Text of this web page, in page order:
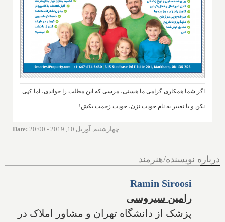
اگر شما همکاری گرامی ما هستی، مرسی که این مطلب را خواندی، اما کپی
نکن و با تغییر به نام خودت نزن، خودت زحمت بکش!
Date: چهارشنبه, آوریل 10, 2019 - 20:00
درباره نویسنده/هنرمند
Ramin Siroosi
رامین سیروسی
پزشک از دانشگاه تهران و مشاور املاک در